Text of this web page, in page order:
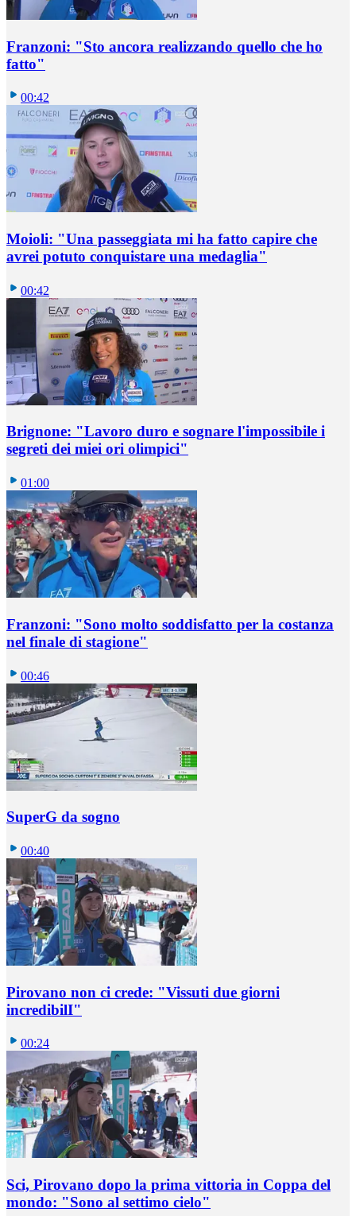
Franzoni: "Sto ancora realizzando quello che ho
fatto"
00:42
Moioli: "Una passeggiata mi ha fatto capire che
avrei potuto conquistare una medaglia"
00:42
Brignone: "Lavoro duro e sognare l'impossibile i
segreti dei miei ori olimpici"
01:00
Franzoni: "Sono molto soddisfatto per la costanza
nel finale di stagione"
00:46
SuperG da sogno
00:40
Pirovano non ci crede: "Vissuti due giorni
incredibilI"
00:24
Sci, Pirovano dopo la prima vittoria in Coppa del
mondo: "Sono al settimo cielo"